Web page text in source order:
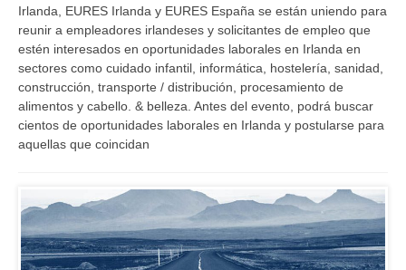
Irlanda, EURES Irlanda y EURES España se están uniendo para
reunir a empleadores irlandeses y solicitantes de empleo que
estén interesados ​​en oportunidades laborales en Irlanda en
sectores como cuidado infantil, informática, hostelería, sanidad,
construcción, transporte / distribución, procesamiento de
alimentos y cabello. & belleza. Antes del evento, podrá buscar
cientos de oportunidades laborales en Irlanda y postularse para
aquellas que coincidan